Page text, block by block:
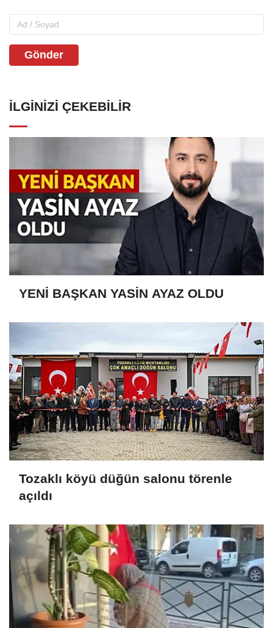
Gönder
İLGINIZI ÇEKEBILIR
YENİ BAŞKAN YASİN AYAZ OLDU
Tozaklı köyü düğün salonu törenle
açıldı